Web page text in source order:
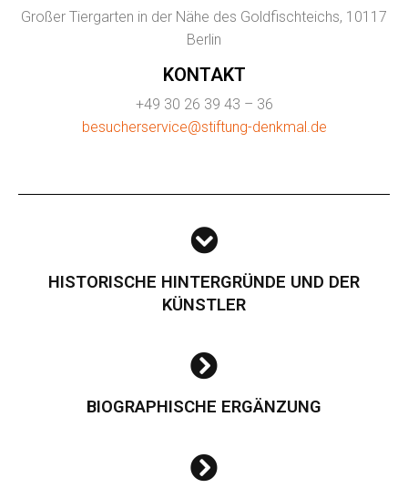
Großer Tiergarten in der Nähe des Goldfischteichs, 10117
Berlin
KONTAKT
+49 30 26 39 43 – 36
besucherservice@stiftung-denkmal.de
HISTORISCHE HINTERGRÜNDE UND DER
KÜNSTLER
BIOGRAPHISCHE ERGÄNZUNG